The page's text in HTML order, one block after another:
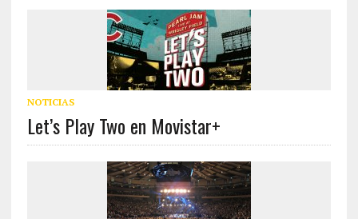
NOTICIAS
Let’s Play Two en Movistar+